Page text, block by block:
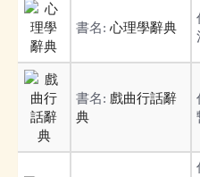
書名: 心理學辭典
書名: 戲曲行話辭
典